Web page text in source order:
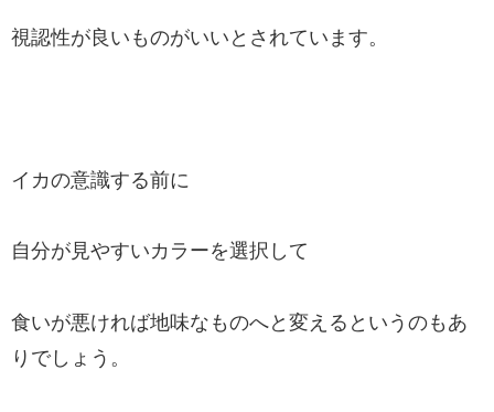
視認性が良いものがいいとされています。
イカの意識する前に
自分が見やすいカラーを選択して
食いが悪ければ地味なものへと変えるというのもあ
りでしょう。